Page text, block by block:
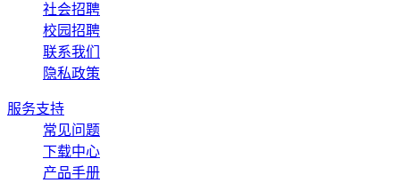
社会招聘
校园招聘
联系我们
隐私政策
服务支持
常见问题
下载中心
产品手册